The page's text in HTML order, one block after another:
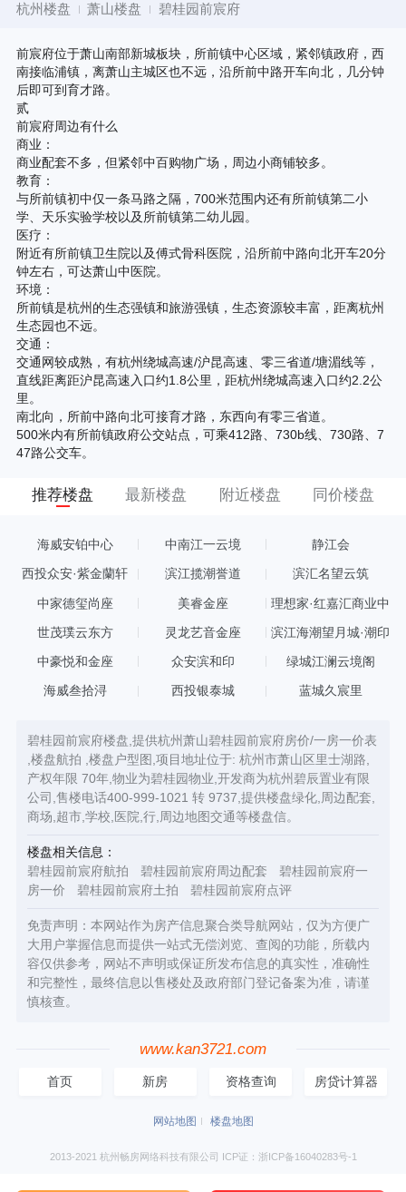
杭州楼盘 萧山楼盘 碧桂园前宸府
前宸府位于萧山南部新城板块，所前镇中心区域，紧邻镇政府，西
南接临浦镇，离萧山主城区也不远，沿所前中路开车向北，几分钟
后即可到育才路。
贰
前宸府周边有什么
商业：
商业配套不多，但紧邻中百购物广场，周边小商铺较多。
教育：
与所前镇初中仅一条马路之隔，700米范围内还有所前镇第二小
学、天乐实验学校以及所前镇第二幼儿园。
医疗：
附近有所前镇卫生院以及傅式骨科医院，沿所前中路向北开车20分
钟左右，可达萧山中医院。
环境：
所前镇是杭州的生态强镇和旅游强镇，生态资源较丰富，距离杭州
生态园也不远。
交通：
交通网较成熟，有杭州绕城高速/沪昆高速、零三省道/塘湄线等，
直线距离距沪昆高速入口约1.8公里，距杭州绕城高速入口约2.2公
里。
南北向，所前中路向北可接育才路，东西向有零三省道。
500米内有所前镇政府公交站点，可乘412路、730b线、730路、7
47路公交车。
推荐楼盘 最新楼盘 附近楼盘 同价楼盘
海威安铂中心 中南江一云境 静江会
西投众安·紫金蘭轩 滨江揽潮誉道 滨汇名望云筑
中家德玺尚座 美睿金座
理想家·红嘉汇商业中
世茂璞云东方 灵龙艺音金座 滨江海潮望月城·潮印
中豪悦和金座 众安滨和印 绿城江澜云境阁
海威叁拾浔 西投银泰城 蓝城久宸里
碧桂园前宸府楼盘,提供杭州萧山碧桂园前宸府房价/一房一价表
,楼盘航拍 ,楼盘户型图,项目地址位于: 杭州市萧山区里士湖路,
产权年限 70年,物业为碧桂园物业,开发商为杭州碧辰置业有限
公司,售楼电话400-999-1021 转 9737,提供楼盘绿化,周边配套,
商场,超市,学校,医院,行,周边地图交通等楼盘信。
楼盘相关信息：
碧桂园前宸府航拍
碧桂园前宸府周边配套
碧桂园前宸府一
房一价
碧桂园前宸府土拍 碧桂园前宸府点评
免责声明：本网站作为房产信息聚合类导航网站，仅为方便广
大用户掌握信息而提供一站式无偿浏览、查阅的功能，所载内
容仅供参考，网站不声明或保证所发布信息的真实性，准确性
和完整性，最终信息以售楼处及政府部门登记备案为准，请谨
慎核查。
www.kan3721.com
首页 新房 资格查询 房贷计算器
网站地图 楼盘地图
2013-2021 杭州畅房网络科技有限公司 ICP证：浙ICP备16040283号-1